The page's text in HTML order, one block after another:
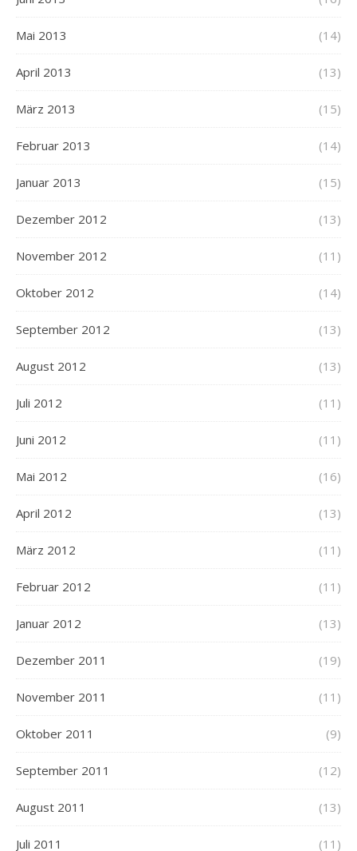
Mai 2013 (14)
April 2013 (13)
März 2013 (15)
Februar 2013 (14)
Januar 2013 (15)
Dezember 2012 (13)
November 2012 (11)
Oktober 2012 (14)
September 2012 (13)
August 2012 (13)
Juli 2012 (11)
Juni 2012 (11)
Mai 2012 (16)
April 2012 (13)
März 2012 (11)
Februar 2012 (11)
Januar 2012 (13)
Dezember 2011 (19)
November 2011 (11)
Oktober 2011 (9)
September 2011 (12)
August 2011 (13)
Juli 2011 (11)